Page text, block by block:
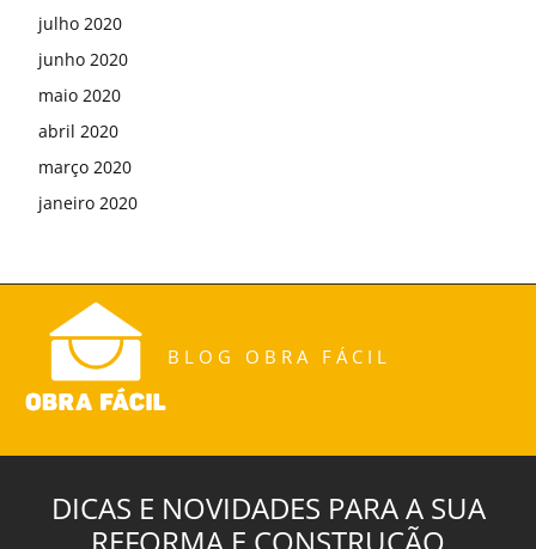
julho 2020
junho 2020
maio 2020
abril 2020
março 2020
janeiro 2020
BLOG OBRA FÁCIL
DICAS E NOVIDADES PARA A SUA